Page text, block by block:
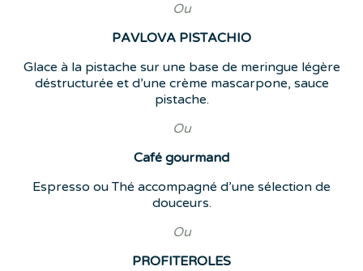
Ou
PAVLOVA PISTACHIO
Glace à la pistache sur une base de meringue légère
déstructurée et d’une crème mascarpone, sauce
pistache.
Ou
Café gourmand
Espresso ou Thé accompagné d’une sélection de
douceurs.
Ou
PROFITEROLES